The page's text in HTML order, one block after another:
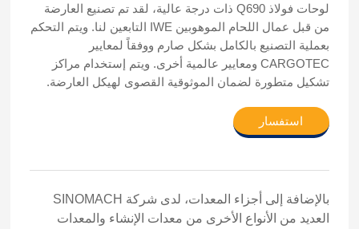
لوحات فولاذ Q690 ذات درجة عالية، لقد تم تصنيع العارضة
من قبل عمال اللحام الموهوبين IWE التابعين لنا. ويتم التحكم
بعملية التصنيع بالكامل بشكل صارم ووفقاً لمعايير
CARGOTEC ومعايير عالمية أخرى. ويتم إستخدام مراكز
تشكيل متطورة لضمان الموثوقية القصوى لهيكل العارضة.
استفسار
بالإضافة إلى أجزاء المعدات، لدى شركة SINOMACH
العديد من الأنواع الأخرى من معدات الإنشاء والمعدات